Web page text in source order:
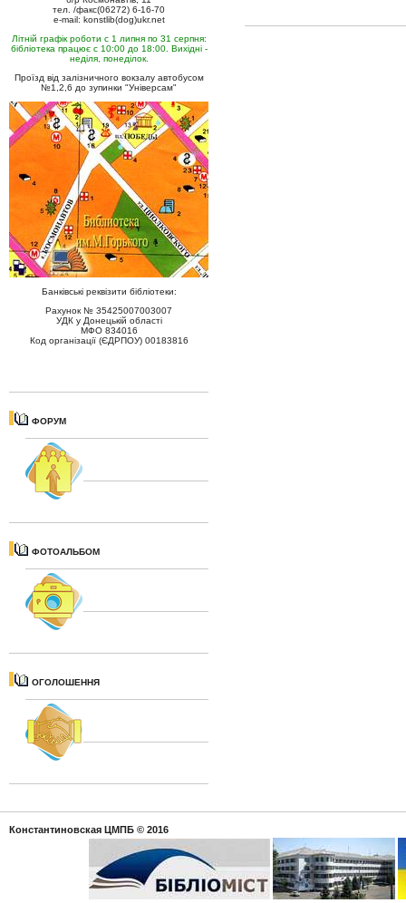
тел. /факс(06272) 6-16-70
e-mail: konstlib(dog)ukr.net
Літній графік роботи с 1 липня по 31 серпня:
бібліотека працює с 10:00 до 18:00. Вихідні -
неділя, понеділок.
Проїзд від залізничного вокзалу автобусом
№1,2,6 до зупинки "Універсам"
Банківські реквізити бібліотеки:
Рахунок № 35425007003007
УДК у Донецькій області
МФО 834016
Код організації (ЄДРПОУ) 00183816
ФОРУМ
ФОТОАЛЬБОМ
ОГОЛОШЕННЯ
Константиновская ЦМПБ © 2016